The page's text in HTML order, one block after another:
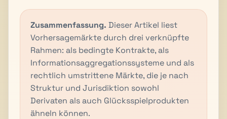
Zusammenfassung. Dieser Artikel liest
Vorhersagemärkte durch drei verknüpfte
Rahmen: als bedingte Kontrakte, als
Informationsaggregationssysteme und als
rechtlich umstrittene Märkte, die je nach
Struktur und Jurisdiktion sowohl
Derivaten als auch Glücksspielprodukten
ähneln können.